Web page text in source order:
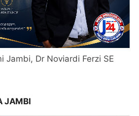
Jambi, Dr Noviardi Ferzi SE
JAMBI